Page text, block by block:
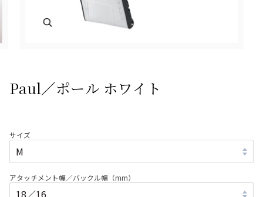
Paul／ポール ホワイト
サイズ
アタッチメント幅／バックル幅（mm）